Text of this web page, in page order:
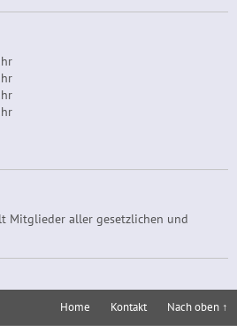
Mitglieder aller gesetzlichen und
Home Kontakt Nach oben ↑